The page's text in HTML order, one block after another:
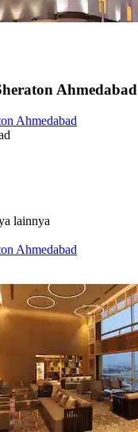
Ahmedabad
Ahmedabad
lainnya
Ahmedabad